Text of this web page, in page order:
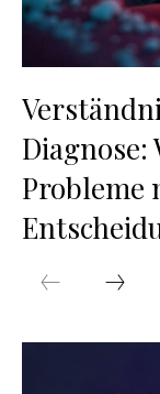
Diagnose:
Probleme